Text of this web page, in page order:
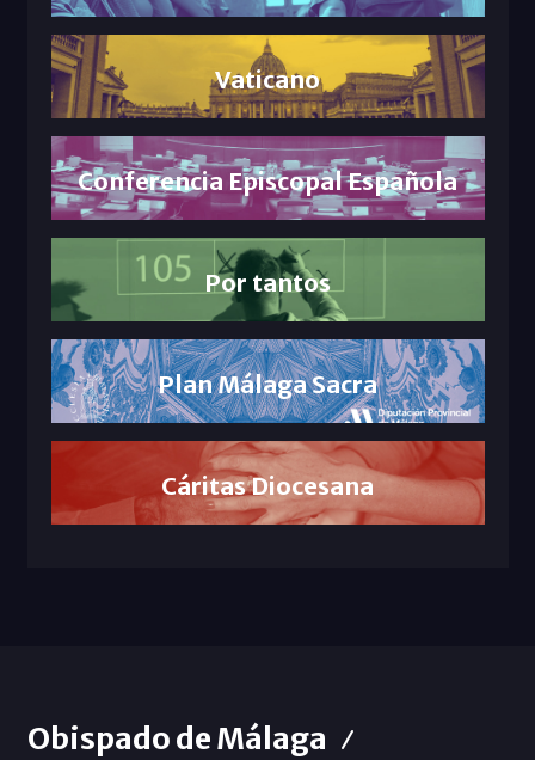
Vaticano
Conferencia Episcopal Española
Por tantos
Plan Málaga Sacra
Cáritas Diocesana
Obispado de Málaga